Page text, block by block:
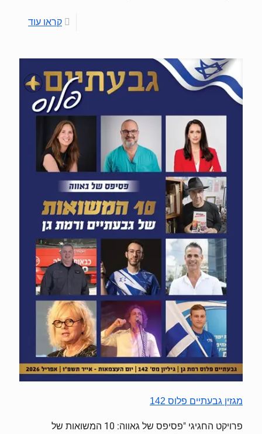
קראו עוד
מגזין גבעתיים פלוס 142
פרויקט החגיגי "פסיפס של גאווה: 10 המשואות של